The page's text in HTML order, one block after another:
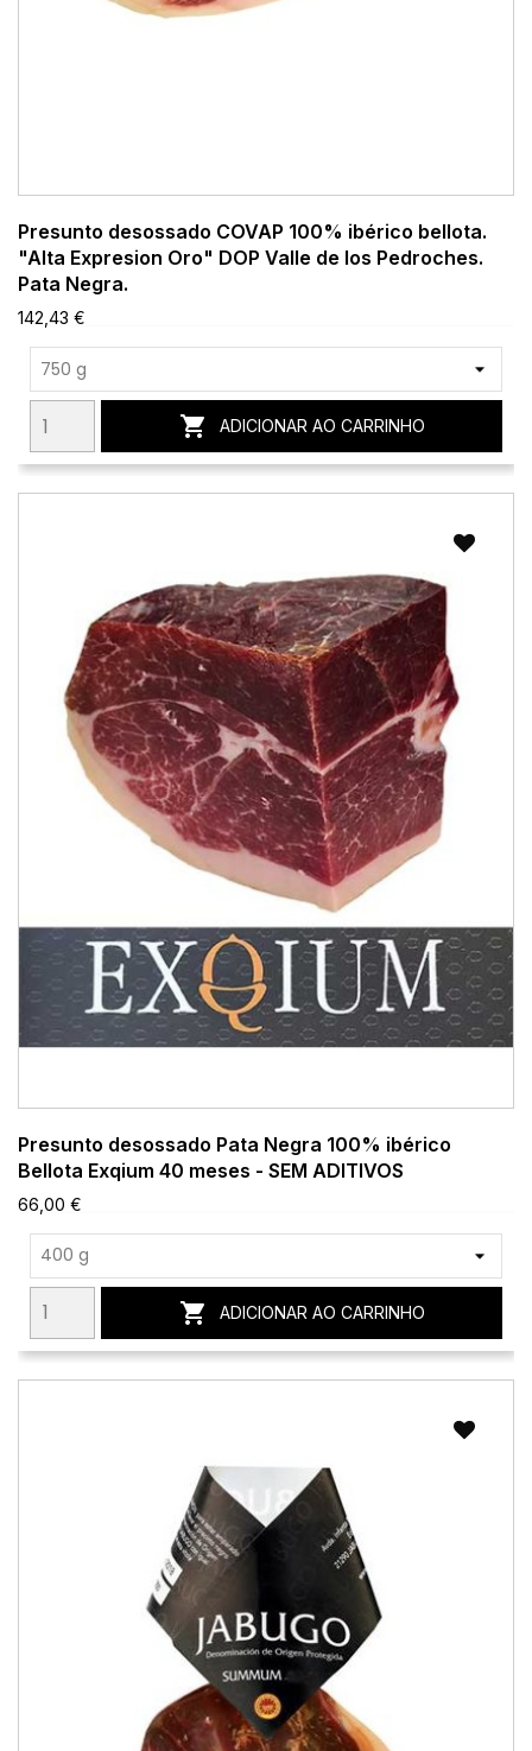
Presunto desossado COVAP 100% ibérico bellota.
"Alta Expresion Oro" DOP Valle de los Pedroches.
Pata Negra.
142,43 €
 ADICIONAR AO CARRINHO
Presunto desossado Pata Negra 100% ibérico
Bellota Exqium 40 meses - SEM ADITIVOS
66,00 €
 ADICIONAR AO CARRINHO